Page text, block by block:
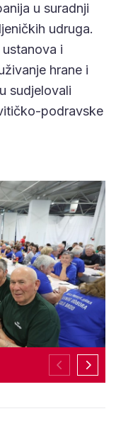
u suradnji
udruga.
i
hrane i
sudjelovali
podravske